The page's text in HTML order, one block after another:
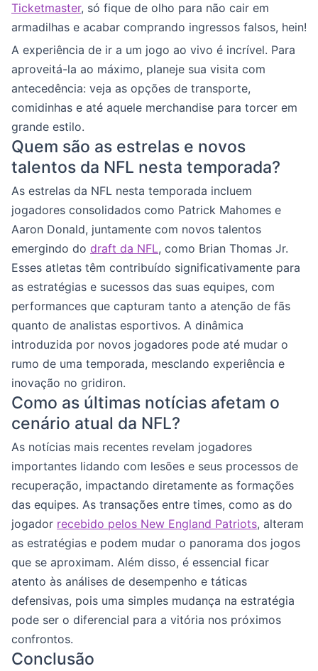
Ticketmaster, só fique de olho para não cair em
armadilhas e acabar comprando ingressos falsos, hein!
A experiência de ir a um jogo ao vivo é incrível. Para
aproveitá-la ao máximo, planeje sua visita com
antecedência: veja as opções de transporte,
comidinhas e até aquele merchandise para torcer em
grande estilo.
Quem são as estrelas e novos
talentos da NFL nesta temporada?
As estrelas da NFL nesta temporada incluem
jogadores consolidados como Patrick Mahomes e
Aaron Donald, juntamente com novos talentos
emergindo do draft da NFL, como Brian Thomas Jr.
Esses atletas têm contribuído significativamente para
as estratégias e sucessos das suas equipes, com
performances que capturam tanto a atenção de fãs
quanto de analistas esportivos. A dinâmica
introduzida por novos jogadores pode até mudar o
rumo de uma temporada, mesclando experiência e
inovação no gridiron.
Como as últimas notícias afetam o
cenário atual da NFL?
As notícias mais recentes revelam jogadores
importantes lidando com lesões e seus processos de
recuperação, impactando diretamente as formações
das equipes. As transações entre times, como as do
jogador recebido pelos New England Patriots, alteram
as estratégias e podem mudar o panorama dos jogos
que se aproximam. Além disso, é essencial ficar
atento às análises de desempenho e táticas
defensivas, pois uma simples mudança na estratégia
pode ser o diferencial para a vitória nos próximos
confrontos.
Conclusão